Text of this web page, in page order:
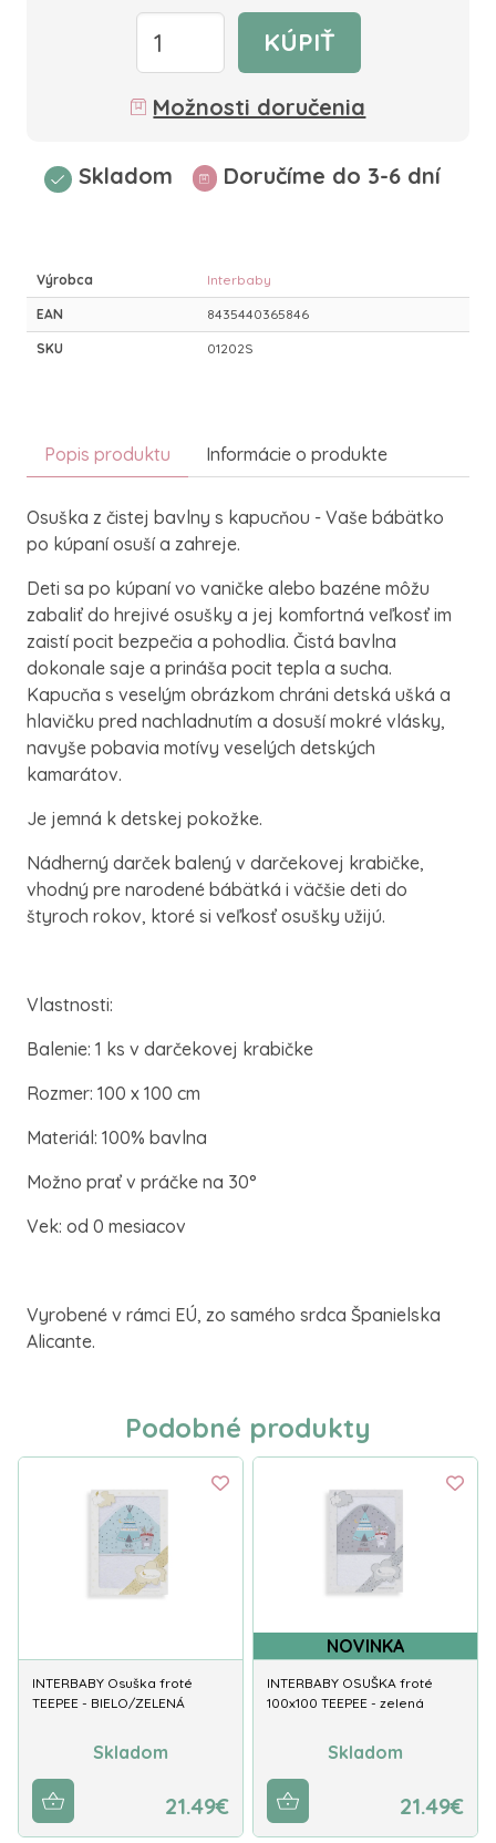
KÚPIŤ
Možnosti doručenia
Skladom Doručíme do 3-6 dní
Výrobca Interbaby
EAN 8435440365846
SKU 01202S
Popis produktu Informácie o produkte
Osuška z čistej bavlny s kapucňou - Vaše bábätko
po kúpaní osuší a zahreje.
Deti sa po kúpaní vo vaničke alebo bazéne môžu
zabaliť do hrejivé osušky a jej komfortná veľkosť im
zaistí pocit bezpečia a pohodlia. Čistá bavlna
dokonale saje a prináša pocit tepla a sucha.
Kapucňa s veselým obrázkom chráni detská ušká a
hlavičku pred nachladnutím a dosuší mokré vlásky,
navyše pobavia motívy veselých detských
kamarátov.
Je jemná k detskej pokožke.
Nádherný darček balený v darčekovej krabičke,
vhodný pre narodené bábätká i väčšie deti do
štyroch rokov, ktoré si veľkosť osušky užijú.
Vlastnosti:
Balenie: 1 ks v darčekovej krabičke
Rozmer: 100 x 100 cm
Materiál: 100% bavlna
Možno prať v práčke na 30°
Vek: od 0 mesiacov
Vyrobené v rámci EÚ, zo samého srdca Španielska
Alicante.
Podobné produkty
INTERBABY Osuška froté
TEEPEE - BIELO/ZELENÁ
Skladom
21.49€
NOVINKA
INTERBABY OSUŠKA froté
100x100 TEEPEE - zelená
Skladom
21.49€